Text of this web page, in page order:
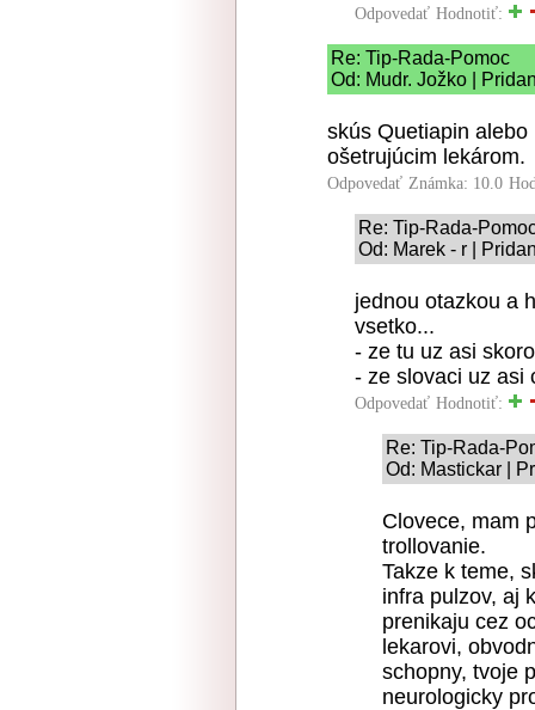
Odpovedať Hodnotiť:
Re: Tip-Rada-Pomoc
Od: Mudr. Jožko |
skús Quetiapin
ošetrujúcim lekárom.
Odpovedať Známka: 10.0
Re: Tip-Rada-
Od: Marek - r |
jednou otazkou a
vsetko...
- ze tu uz asi
- ze slovaci uz asi
Odpovedať Hodnotiť:
Re: Tip-Rada-
Od: Mastickar |
Clovece, mam
trollovanie.
Takze k teme,
infra pulzov, aj
prenikaju cez
lekarovi,
schopny, tvoje
neurologicky